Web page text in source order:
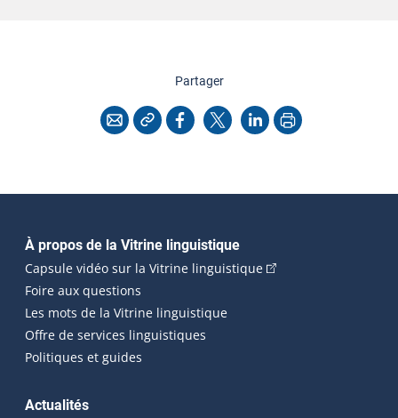
Partagercette page
CourrielCopier l'adresse
Facebook
X LinkedInImprimer
Navigation principale
À propos de la Vitrine linguistique
Capsule vidéo sur la Vitrine linguistique(Cet hyperlien
Foire aux questions
Les mots de la Vitrine linguistique
Offre de services linguistiques
Politiques et guides
Actualités